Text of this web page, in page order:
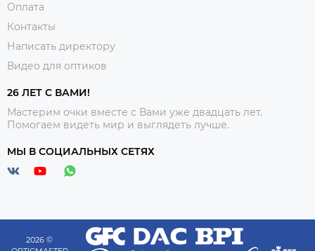
Оплата
Контакты
Написать директору
Видео для оптиков
26 ЛЕТ С ВАМИ!
Мастерим очки вместе с Вами уже двадцать лет.
Помогаем видеть мир и выглядеть лучше.
МЫ В СОЦИАЛЬНЫХ СЕТЯХ
2026 ©